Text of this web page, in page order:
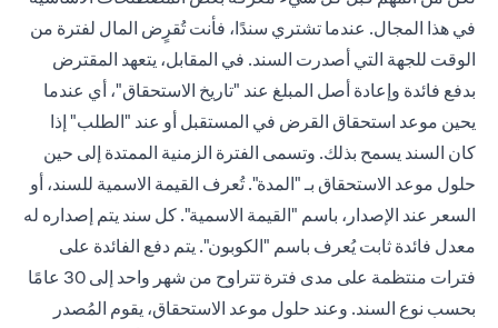
في هذا المجال. عندما تشتري سندًا، فأنت تُقرٍض المال لفترة من
الوقت للجهة التي أصدرت السند. في المقابل، يتعهد المقترض
بدفع فائدة وإعادة أصل المبلغ عند "تاريخ الاستحقاق"، أي عندما
يحين موعد استحقاق القرض في المستقبل أو عند "الطلب" إذا
كان السند يسمح بذلك. وتسمى الفترة الزمنية الممتدة إلى حين
حلول موعد الاستحقاق بـ "المدة". تُعرف القيمة الاسمية للسند، أو
السعر عند الإصدار، باسم "القيمة الاسمية". كل سند يتم إصداره له
معدل فائدة ثابت يُعرف باسم "الكوبون". يتم دفع الفائدة على
فترات منتظمة على مدى فترة تتراوح من شهر واحد إلى 30 عامًا
بحسب نوع السند. وعند حلول موعد الاستحقاق، يقوم المُصدر